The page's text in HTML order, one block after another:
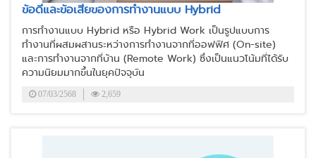
ข้อดีและข้อเสียของการทำงานแบบ Hybrid
การทำงานแบบ Hybrid หรือ Hybrid Work เป็นรูปแบบการ
ทำงานที่ผสมผสานระหว่างการทำงานจากที่ออฟฟิศ (On-site)
และการทำงานจากที่บ้าน (Remote Work) ซึ่งเป็นแนวโน้มที่ได้รับ
ความนิยมมากขึ้นในยุคปัจจุบัน
07/03/2568 2,659